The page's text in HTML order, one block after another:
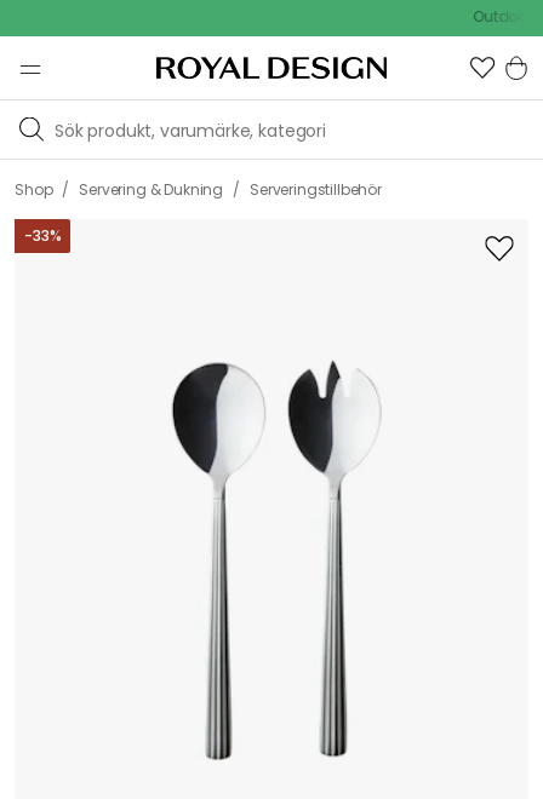
Outdoor
Shop / Servering & Dukning / Serveringstillbehör
-33%